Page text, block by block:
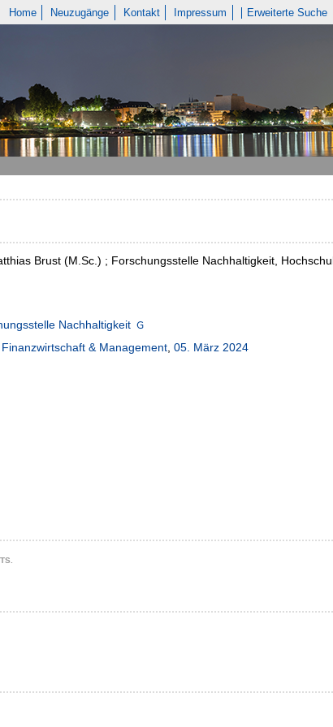
Home Neuzugänge Kontakt Impressum Erweiterte Suche
Brust (M.Sc.) ; Forschungsstelle Nachhaltigkeit,
Nachhaltigkeit
& Management, 05. März 2024